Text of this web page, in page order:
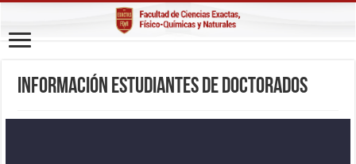
Información Estudiantes de Doctorados